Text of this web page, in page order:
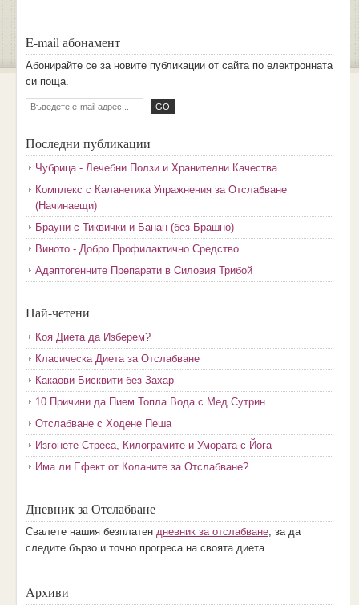
E-mail абонамент
Aбoниpaйтe ce зa нoвитe пyбликaции oт caйтa пo eлeктpoннaтa
cи пoщa.
Последни публикации
Чубрица - Лечебни Ползи и Хранителни Качества
Комплекс с Каланетика Упражнения за Отслабване
(Начинаещи)
Брауни с Тиквички и Банан (без Брашно)
Виното - Добро Профилактично Средство
Адаптогенните Препарати в Силовия Трибой
Най-четени
Коя Диета да Изберем?
Класическа Диета за Отслабване
Какаови Бисквити без Захар
10 Причини да Пием Топла Вода с Мед Сутрин
Отслабване с Ходене Пеша
Изгонете Стреса, Килограмите и Умората с Йога
Има ли Ефект от Коланите за Отслабване?
Дневник за Отслабване
Свалете нашия безплатен дневник за отслабване, за да
следите бързо и точно прогреса на своята диета.
Архиви